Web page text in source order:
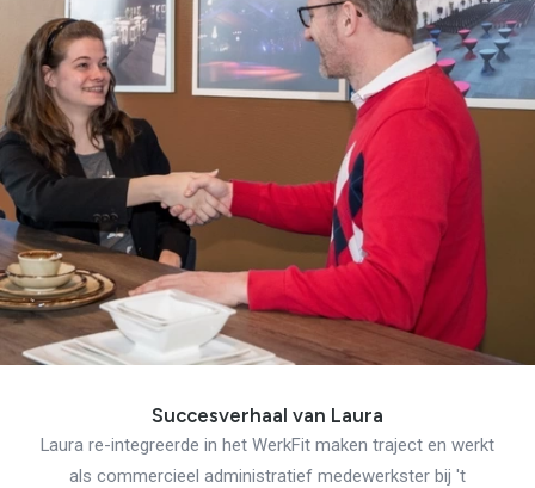
Brochure
Vacatures
Laatste nieuws
Contact
Ons testcentrum
LeerWerkburo
Team
Locaties
Klanten aan het
woord
Klanten aan het woord
Werkgever aan het woord
Succesverhaal van Laura
Laura re-integreerde in het WerkFit maken traject en werkt
als commercieel administratief medewerkster bij 't